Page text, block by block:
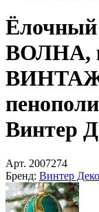
ВОЛНА,
Винтер
Арт. 2007274
Бренд: Винтер